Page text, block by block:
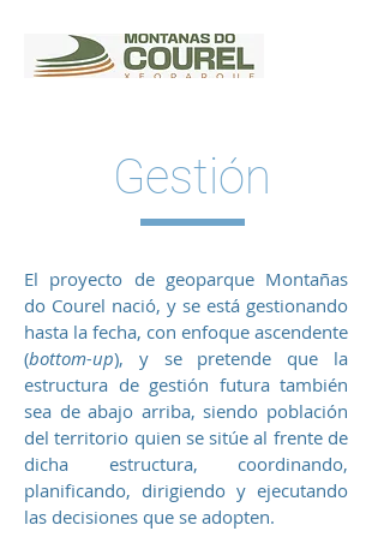
Gestión
El proyecto de geoparque Montañas
do Courel nació, y se está gestionando
hasta la fecha, con enfoque ascendente
(bottom-up), y se pretende que la
estructura de gestión futura también
sea de abajo arriba, siendo población
del territorio quien se sitúe al frente de
dicha estructura, coordinando,
planificando, dirigiendo y ejecutando
las decisiones que se adopten.